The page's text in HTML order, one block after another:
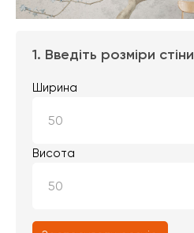
1. Введіть розміри стіни
Ширина
Висота